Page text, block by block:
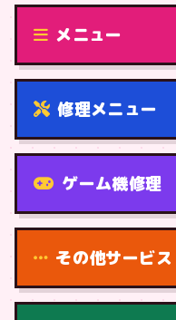
修理（機種から）
メニュー
修理メニュー
機種から
ゲーム機修理
その他サービス